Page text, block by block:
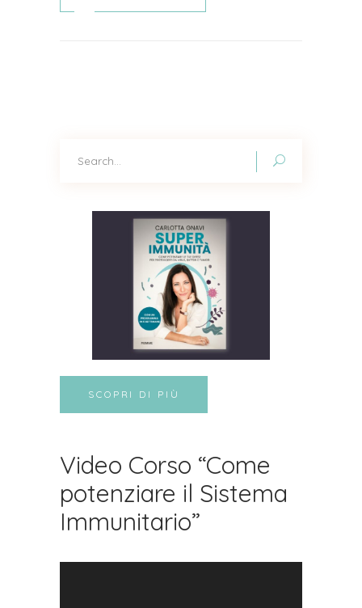
for:
SCOPRI DI PIÙ
Video Corso “Come
potenziare il Sistema
Immunitario”